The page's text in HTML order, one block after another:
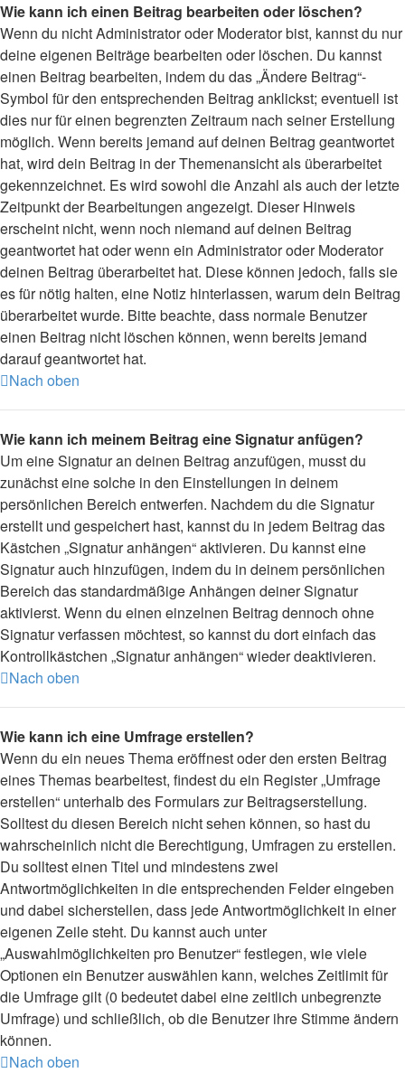
Wie kann ich einen Beitrag bearbeiten oder löschen?
Wenn du nicht Administrator oder Moderator bist, kannst du nur
deine eigenen Beiträge bearbeiten oder löschen. Du kannst
einen Beitrag bearbeiten, indem du das „Ändere Beitrag“-
Symbol für den entsprechenden Beitrag anklickst; eventuell ist
dies nur für einen begrenzten Zeitraum nach seiner Erstellung
möglich. Wenn bereits jemand auf deinen Beitrag geantwortet
hat, wird dein Beitrag in der Themenansicht als überarbeitet
gekennzeichnet. Es wird sowohl die Anzahl als auch der letzte
Zeitpunkt der Bearbeitungen angezeigt. Dieser Hinweis
erscheint nicht, wenn noch niemand auf deinen Beitrag
geantwortet hat oder wenn ein Administrator oder Moderator
deinen Beitrag überarbeitet hat. Diese können jedoch, falls sie
es für nötig halten, eine Notiz hinterlassen, warum dein Beitrag
überarbeitet wurde. Bitte beachte, dass normale Benutzer
einen Beitrag nicht löschen können, wenn bereits jemand
darauf geantwortet hat.
Nach oben
Wie kann ich meinem Beitrag eine Signatur anfügen?
Um eine Signatur an deinen Beitrag anzufügen, musst du
zunächst eine solche in den Einstellungen in deinem
persönlichen Bereich entwerfen. Nachdem du die Signatur
erstellt und gespeichert hast, kannst du in jedem Beitrag das
Kästchen „Signatur anhängen“ aktivieren. Du kannst eine
Signatur auch hinzufügen, indem du in deinem persönlichen
Bereich das standardmäßige Anhängen deiner Signatur
aktivierst. Wenn du einen einzelnen Beitrag dennoch ohne
Signatur verfassen möchtest, so kannst du dort einfach das
Kontrollkästchen „Signatur anhängen“ wieder deaktivieren.
Nach oben
Wie kann ich eine Umfrage erstellen?
Wenn du ein neues Thema eröffnest oder den ersten Beitrag
eines Themas bearbeitest, findest du ein Register „Umfrage
erstellen“ unterhalb des Formulars zur Beitragserstellung.
Solltest du diesen Bereich nicht sehen können, so hast du
wahrscheinlich nicht die Berechtigung, Umfragen zu erstellen.
Du solltest einen Titel und mindestens zwei
Antwortmöglichkeiten in die entsprechenden Felder eingeben
und dabei sicherstellen, dass jede Antwortmöglichkeit in einer
eigenen Zeile steht. Du kannst auch unter
„Auswahlmöglichkeiten pro Benutzer“ festlegen, wie viele
Optionen ein Benutzer auswählen kann, welches Zeitlimit für
die Umfrage gilt (0 bedeutet dabei eine zeitlich unbegrenzte
Umfrage) und schließlich, ob die Benutzer ihre Stimme ändern
können.
Nach oben